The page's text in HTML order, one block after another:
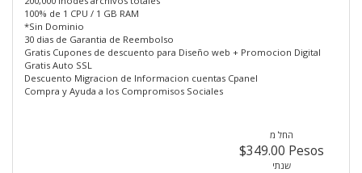
100% de 1 CPU / 1 GB RAM
*Sin Dominio
30 dias de Garantia de Reembolso
Gratis Cupones de descuento para Diseño web + Promocion Digital
Gratis Auto SSL
Descuento Migracion de Informacion cuentas Cpanel
Compra y Ayuda a los Compromisos Sociales
החל מ
$349.00 Pesos
שנתי